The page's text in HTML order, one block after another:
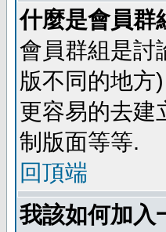
什麼是會員群
會員群組是討
版不同的地方
更容易的去建
制版面等等.
回頂端
我該如何加入